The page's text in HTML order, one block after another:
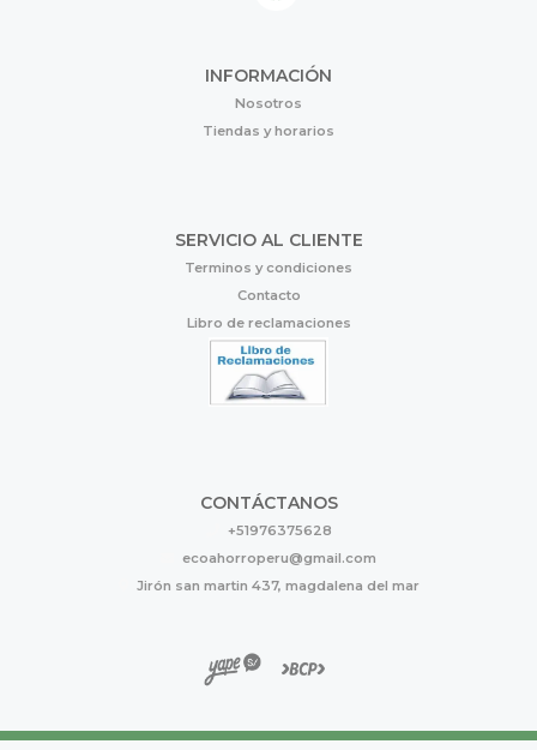
INFORMACIÓN
Nosotros
Tiendas y horarios
SERVICIO AL CLIENTE
Terminos y condiciones
Contacto
Libro de reclamaciones
CONTÁCTANOS
+51976375628
ecoahorroperu@gmail.com
Jirón san martin 437, magdalena del mar